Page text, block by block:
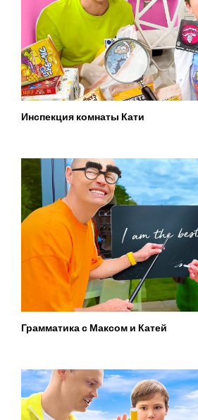
Инспекция комнаты Кати
Грамматика с Максом и Катей